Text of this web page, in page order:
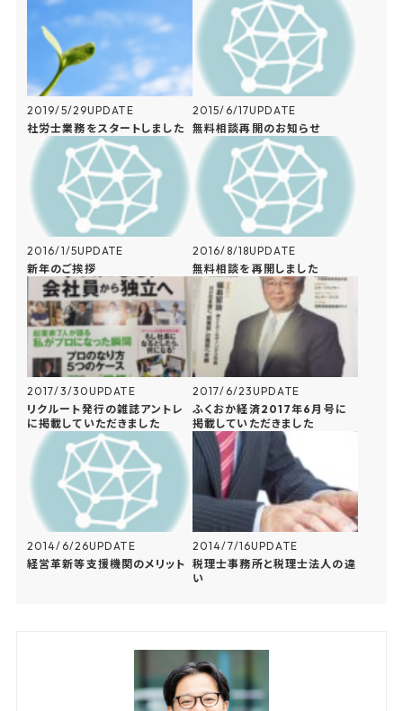
k
2019/5/29UPDATE
社労士業務をスタートしました
2015/6/17UPDATE
無料相談再開のお知らせ
2016/1/5UPDATE
新年のご挨拶
2016/8/18UPDATE
無料相談を再開しました
2017/3/30UPDATE
リクルート発行の雑誌アントレ
に掲載していただきました
2017/6/23UPDATE
ふくおか経済2017年6月号に
掲載していただきました
2014/6/26UPDATE
経営革新等支援機関のメリット
2014/7/16UPDATE
税理士事務所と税理士法人の違
い